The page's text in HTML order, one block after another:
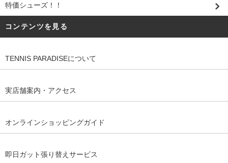
特価シューズ！！
コンテンツを見る
TENNIS PARADISEについて
実店舗案内・アクセス
オンラインショッピングガイド
即日ガット張り替えサービス